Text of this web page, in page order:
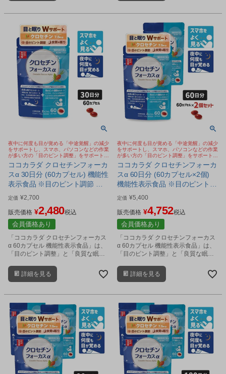
夜中に何度も目が覚める「中途覚醒」の減少
をサポートし、スマホ、パソコンなどの作業
が多い方の「目のピント調整」をサポートす
るサプリメント
ココカラダ クロセチンフォーカ
スα 30日分 (60カプセル) 機能性
表示食品 ※目のピント調節 睡
眠の質 Wサポート サプリ [睡眠
サプリ/目サプリ] ※ネコポス対
応商品
定価 ¥2,700
販売価格 ¥2,480税込
会員価格あり
「ココカラダ クロセチンフォーカス
α 60カプセル 機能性表示食品」は、
「目のピント調整」と「良質な眠
を配合したサプリメントです。
詳細を見る
夜中に何度も目が覚める「中途覚醒」の減少
をサポートし、スマホ、パソコンなどの作業
が多い方の「目のピント調整」をサポートす
るサプリメント
ココカラダ クロセチンフォーカ
スα 60日分 (60カプセル×2個)
機能性表示食品 ※目のピント調
節 睡眠の質 Wサポート サプリ
[睡眠サプリ/目サプリ] ※ネコポ
ス対応商品
定価 ¥5,400
販売価格 ¥4,752税込
会員価格あり
「ココカラダ クロセチンフォーカス
α 60カプセル 機能性表示食品」は、
「目のピント調整」と「良質な眠
を配合したサプリメントです。
詳細を見る